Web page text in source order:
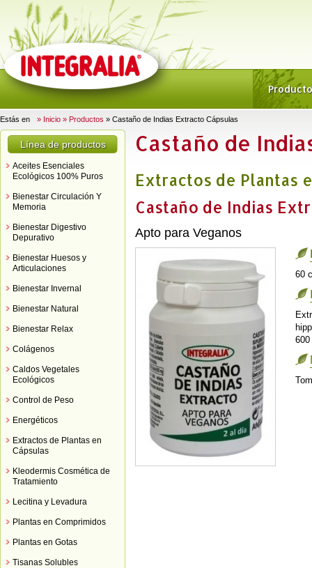
Estás en » Inicio » Productos » Castaño de Indias Extracto Cápsulas
Línea de productos
Aceites Esenciales
Ecológicos 100% Puros
Bienestar Circulación Y
Memoria
Bienestar Digestivo
Depurativo
Bienestar Huesos y
Articulaciones
Bienestar Invernal
Bienestar Natural
Bienestar Relax
Colágenos
Caldos Vegetales
Ecológicos
Control de Peso
Energéticos
Extractos de Plantas en
Cápsulas
Kleodermis Cosmética de
Tratamiento
Lecitina y Levadura
Plantas en Comprimidos
Plantas en Gotas
Tisanas Solubles
Castaño de
Extractos de Plantas
Castaño de Indias
Apto para Veganos
60